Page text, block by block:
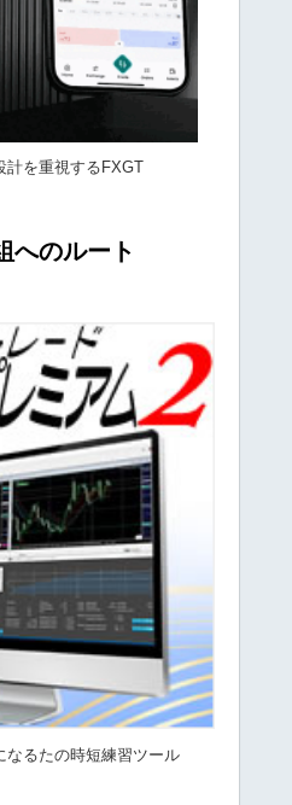
計を重視するFXGT
へのルート
なるたの時短練習ツール